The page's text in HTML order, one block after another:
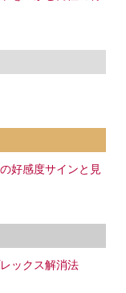
好感度サインと見
ックス解消法